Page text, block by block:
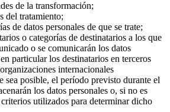
de la transformación;
del tratamiento;
de datos personales de que se trate;
o categorías de destinatarios a los que
o se comunicarán los datos
particular los destinatarios en terceros
internacionales
sea posible, el período previsto durante el
los datos personales o, si no es
utilizados para determinar dicho